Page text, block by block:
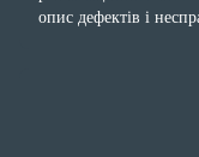
опис дефектів і